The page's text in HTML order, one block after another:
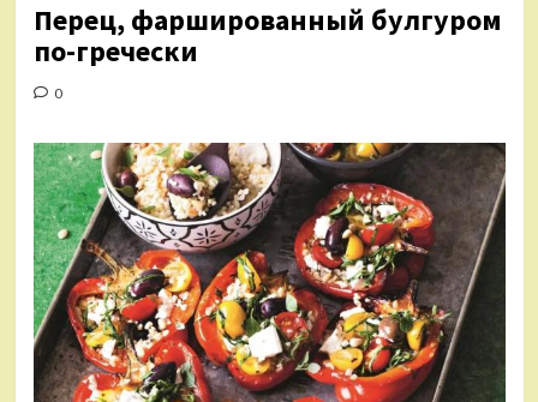
Перец, фаршированный булгуром
по-гречески
0